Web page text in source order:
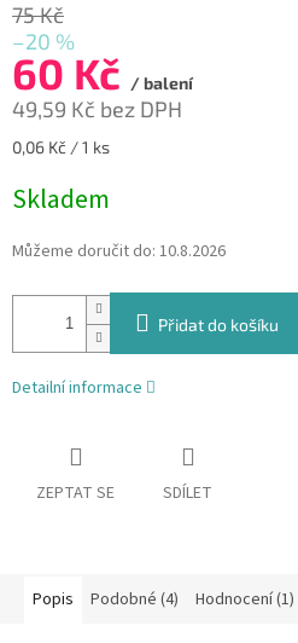
75 Kč
–20 %
60 Kč / balení
49,59 Kč bez DPH
Měrná
0,06 Kč / 1 ks
Skladem
Můžeme doručit do: 10.8.2026
Přidat do košíku
Detailní informace
ZEPTAT SE SDÍLET
Popis Podobné (4) Hodnocení (1)